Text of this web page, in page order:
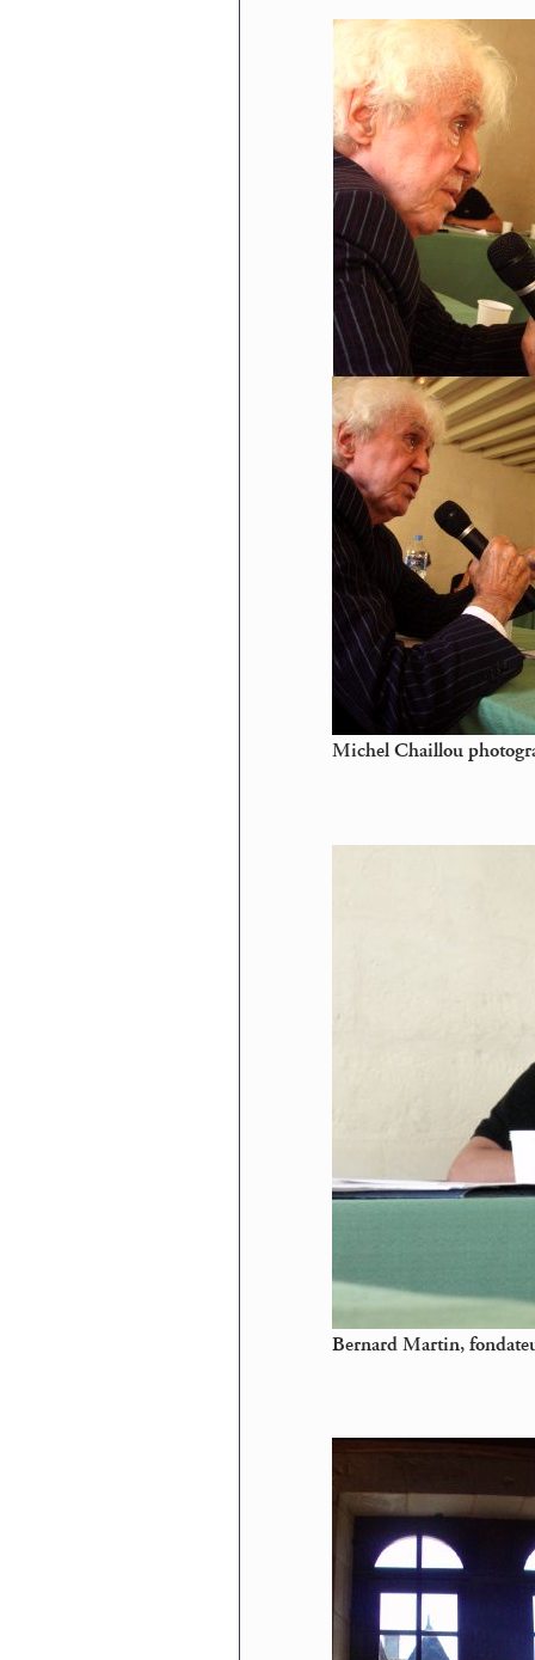
Michel Chaillou
Bernard Martin,